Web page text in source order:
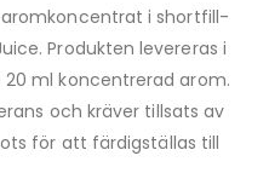
aromkoncentrat i shortfill-
Produkten levereras i
ml koncentrerad arom.
och kräver tillsats av
för att färdigställas till